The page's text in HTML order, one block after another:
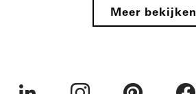
Gevels
SchuifdeurenMeer bekijken